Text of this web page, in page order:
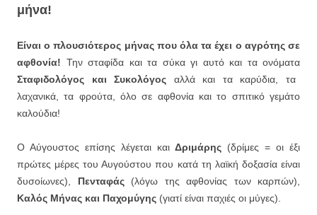
μήνα!
Είναι ο πλουσιότερος μήνας που όλα τα έχει ο αγρότης σε
αφθονία! Την σταφίδα και τα σύκα γι αυτό και τα ονόματα
Σταφιδολόγος και Συκολόγος αλλά και τα καρύδια, τα
λαχανικά, τα φρούτα, όλο σε αφθονία και το σπιτικό γεμάτο
καλούδια!
Ο Αύγουστος επίσης λέγεται καιΔριμάρης (δρίμες = οι έξι
πρώτες μέρες του Αυγούστου που κατά τη λαϊκή δοξασία είναι
δυσοίωνες), Πενταφάς(λόγω της αφθονίας των καρπών),
Καλός Μήνας και Παχομύγης (γιατί είναι παχιές οι μύγες).